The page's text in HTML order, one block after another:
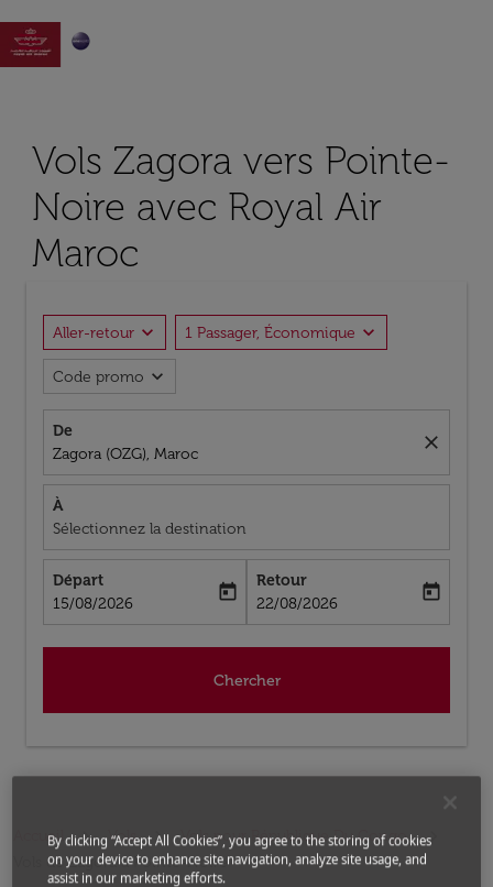

Vols Zagora vers Pointe-
Noire avec Royal Air
Maroc
Aller-retour expand_more 1 Passager, Économique expand_more
Code promo expand_more
De
Zagora (OZG), Maroc
close
À
Sélectionnez la destination
Départ
fc-booking-departure-date-aria-label
15/08/2026
today
Retour
fc-booking-return-date-aria-label
22/08/2026
today
Chercher
Accueil Vols
Vols pour République Du Congo
Vols de Zagora a Pointe-Noire
By clicking “Accept All Cookies”, you agree to the storing of cookies
on your device to enhance site navigation, analyze site usage, and
assist in our marketing efforts.